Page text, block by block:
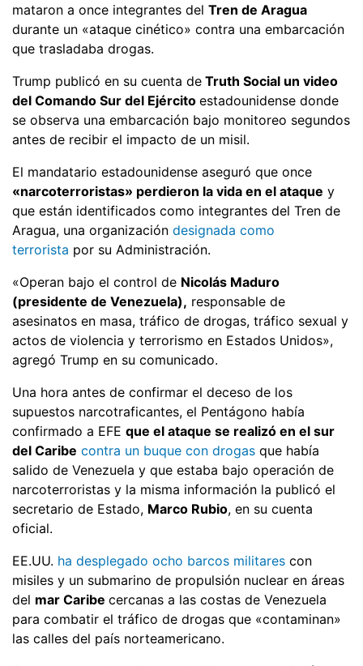
mataron a once integrantes del Tren de Aragua
durante un «ataque cinético» contra una embarcación
que trasladaba drogas.
Trump publicó en su cuenta de Truth Social un video
del Comando Sur del Ejército estadounidense donde
se observa una embarcación bajo monitoreo segundos
antes de recibir el impacto de un misil.
El mandatario estadounidense aseguró que once
«narcoterroristas» perdieron la vida en el ataque y
que están identificados como integrantes del Tren de
Aragua, una organización designada como
terrorista por su Administración.
«Operan bajo el control de Nicolás Maduro
(presidente de Venezuela), responsable de
asesinatos en masa, tráfico de drogas, tráfico sexual y
actos de violencia y terrorismo en Estados Unidos»,
agregó Trump en su comunicado.
Una hora antes de confirmar el deceso de los
supuestos narcotraficantes, el Pentágono había
confirmado a EFE que el ataque se realizó en el sur
del Caribe contra un buque con drogas que había
salido de Venezuela y que estaba bajo operación de
narcoterroristas y la misma información la publicó el
secretario de Estado, Marco Rubio, en su cuenta
oficial.
EE.UU. ha desplegado ocho barcos militares con
misiles y un submarino de propulsión nuclear en áreas
del mar Caribe cercanas a las costas de Venezuela
para combatir el tráfico de drogas que «contaminan»
las calles del país norteamericano.